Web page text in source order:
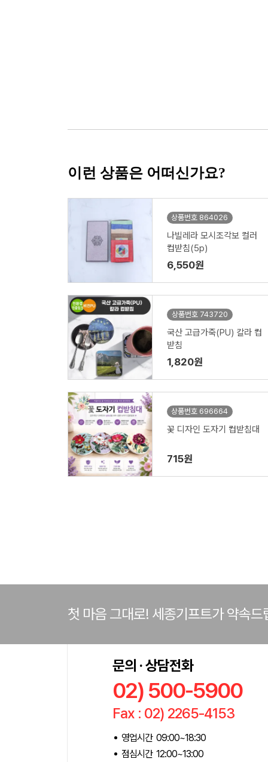
이런 상품은 어떠신가요?
상품번호 864026
나빌레라 모시조각보 컬러
컵받침(5p)
6,550원
상품번호 743720
국산 고급가죽(PU) 칼라 컵
받침
1,820원
상품번호 696664
꽃 디자인 도자기 컵받침대
715원
첫 마음 그대로! 세종기프트가 약속드
문의 · 상담전화
02) 500-5900
Fax : 02) 2265-4153
영업시간 09:00~18:30
점심시간 12:00~13:00